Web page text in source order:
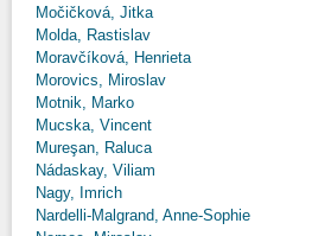
Močičková, Jitka
Molda, Rastislav
Moravčíková, Henrieta
Morovics, Miroslav
Motnik, Marko
Mucska, Vincent
Mureşan, Raluca
Nádaskay, Viliam
Nagy, Imrich
Nardelli-Malgrand, Anne-Sophie